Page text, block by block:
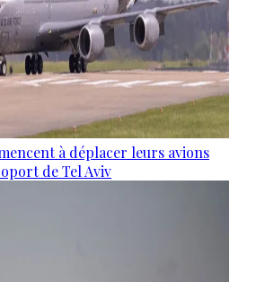
à déplacer leurs avions
de Tel Aviv